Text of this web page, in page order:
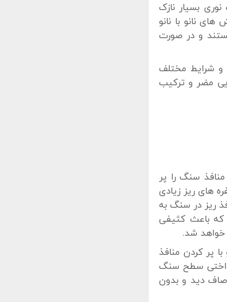
بسیار نازک
نانو با نانو
و در صورت
و شرایط مختلف
مضر و ترکیب
سنگ را پر
های ریز زیادی
ریز در سنگ به
باعث کثیفی
شد.
پر کردن منافذ
سطح سنگ
دید و بدون